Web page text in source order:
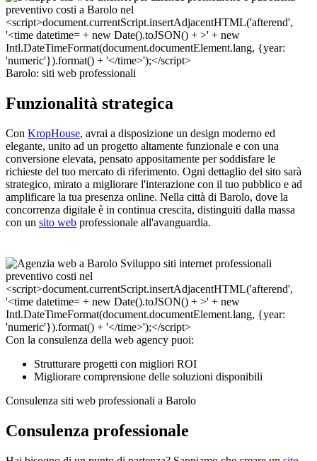
Barolo: siti web professionali
Funzionalità strategica
Con KropHouse, avrai a disposizione un design moderno ed
elegante, unito ad un progetto altamente funzionale e con una
conversione elevata, pensato appositamente per soddisfare le
richieste del tuo mercato di riferimento. Ogni dettaglio del sito sarà
strategico, mirato a migliorare l'interazione con il tuo pubblico e ad
amplificare la tua presenza online. Nella città di Barolo, dove la
concorrenza digitale è in continua crescita, distinguiti dalla massa
con un sito web professionale all'avanguardia.
Con la consulenza della web agency puoi:
Strutturare progetti con migliori ROI
Migliorare comprensione delle soluzioni disponibili
Consulenza siti web professionali a Barolo
Consulenza professionale